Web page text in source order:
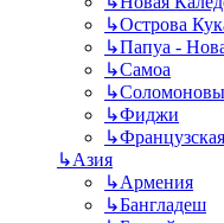
↳Острова
↳Папуа -
↳Самоа
↳
↳Фиджи
↳
↳Азия
↳Армения
↳Бангладеш